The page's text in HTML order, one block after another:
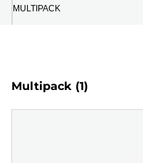
MULTIPACK
Multipack (1)